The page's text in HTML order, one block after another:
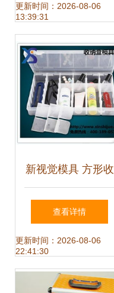
电市场价格参考
更新时间：2026-08-06
13:39:31
新视觉模具 方形收
纳盒模具的专业之
选，品质成就多领
域应用
查看详情
更新时间：2026-08-06
22:41:30